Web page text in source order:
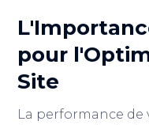
pour
Site
La performance de